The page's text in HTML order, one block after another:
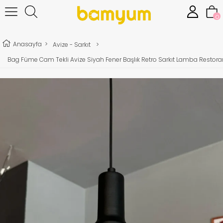
0
Anasayfa > Avize - Sarkıt
>
Bag Füme Cam Tekli Avize Siyah Fener Başlık Retro Sarkıt Lamba